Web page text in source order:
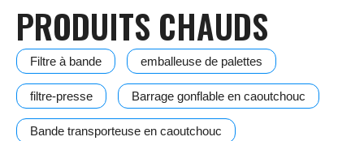
PRODUITS CHAUDS
Filtre à bande emballeuse de palettes
filtre-presse Barrage gonflable en caoutchouc
Bande transporteuse en caoutchouc